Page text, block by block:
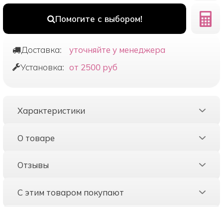
Помогите с выбором!
Доставка:
уточняйте у менеджера
Установка: от 2500 руб
Характеристики
О товаре
Отзывы
С этим товаром покупают